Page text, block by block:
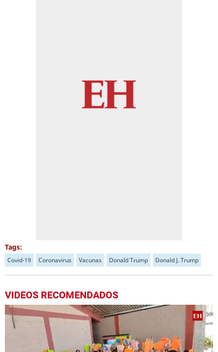
Tags:
Covid-19 Coronavirus Vacunas Donald Trump Donald J. Trump
VIDEOS RECOMENDADOS